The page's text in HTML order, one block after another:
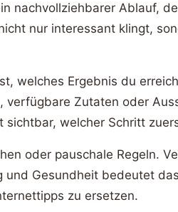
nachvollziehbarer Ablauf,
nur interessant klingt,
welches Ergebnis du
Zutaten oder
welcher Schritt
oder pauschale Regeln.
und Gesundheit bedeutet
zu ersetzen.